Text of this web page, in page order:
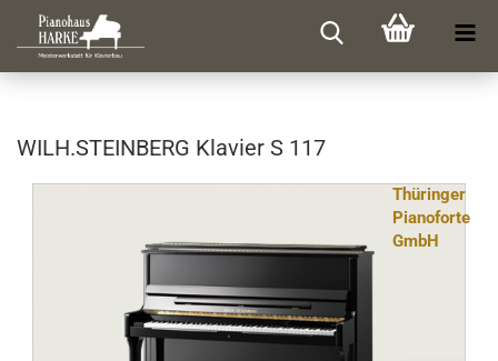
WILH.STEIN­BERG Kla­vier S 117
Thüringer
Pianoforte
GmbH